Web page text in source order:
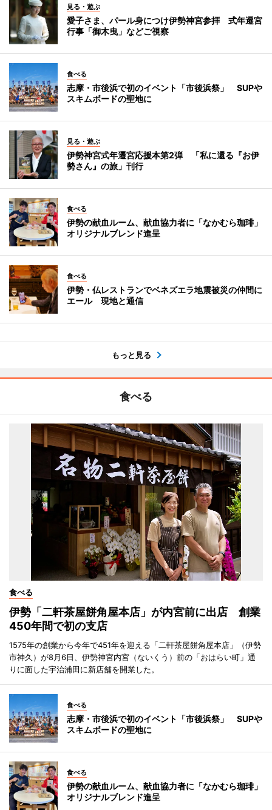
見る・遊ぶ
愛子さま、パール身につけ伊勢神宮参拝 式年遷宮
行事「御木曳」などご視察
食べる
志摩・市後浜で初のイベント「市後浜祭」 SUPや
スキムボードの聖地に
見る・遊ぶ
伊勢神宮式年遷宮応援本第2弾 「私に還る『お伊
勢さん』の旅」刊行
食べる
伊勢の献血ルーム、献血協力者に「なかむら珈琲」
オリジナルブレンド進呈
食べる
伊勢・仏レストランでベネズエラ地震被災の仲間に
エール 現地と通信
もっと見る
食べる
食べる
伊勢「二軒茶屋餅角屋本店」が内宮前に出店 創業
450年間で初の支店
1575年の創業から今年で451年を迎える「二軒茶屋餅角屋本店」（伊勢
市神久）が8月6日、伊勢神宮内宮（ないくう）前の「おはらい町」通
りに面した宇治浦田に新店舗を開業した。
食べる
志摩・市後浜で初のイベント「市後浜祭」 SUPや
スキムボードの聖地に
食べる
伊勢の献血ルーム、献血協力者に「なかむら珈琲」
オリジナルブレンド進呈